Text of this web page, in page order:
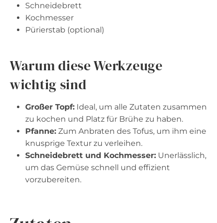
Schneidebrett
Kochmesser
Pürierstab (optional)
Warum diese Werkzeuge
wichtig sind
Großer Topf: Ideal, um alle Zutaten zusammen
zu kochen und Platz für Brühe zu haben.
Pfanne: Zum Anbraten des Tofus, um ihm eine
knusprige Textur zu verleihen.
Schneidebrett und Kochmesser: Unerlässlich,
um das Gemüse schnell und effizient
vorzubereiten.